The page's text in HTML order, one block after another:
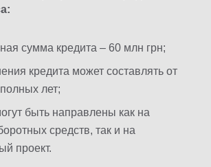
сумма кредита – 60 млн грн;
кредита может составлять от
лет;
быть направлены как на
средств, так и на
проект.